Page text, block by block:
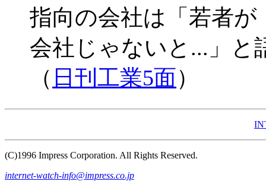
指向の会社は「若者
会社じゃないと...」と
（ 日刊工業5面）
(C)1996 Impress Corporation. All Rights Reserved.
internet-watch-info@impress.co.jp